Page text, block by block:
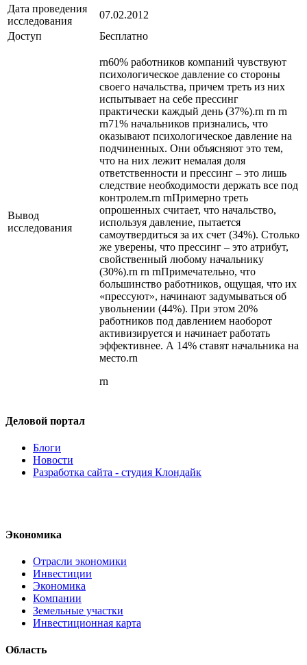
Дата проведения
исследования
07.02.2012
Доступ
Бесплатно
Вывод
исследования
rn60% работников компаний чувствуют
психологическое давление со стороны
своего начальства, причем треть из них
испытывает на себе прессинг
практически каждый день (37%).rn rn rn
rn71% начальников признались, что
оказывают психологическое давление на
подчиненных. Они объясняют это тем,
что на них лежит немалая доля
ответственности и прессинг – это лишь
следствие необходимости держать все под
контролем.rn rnПримерно треть
опрошенных считает, что начальство,
используя давление, пытается
самоутвердиться за их счет (34%). Столько
же уверены, что прессинг – это атрибут,
свойственный любому начальнику
(30%).rn rn rnПримечательно, что
большинство работников, ощущая, что их
«прессуют», начинают задумываться об
увольнении (44%). При этом 20%
работников под давлением наоборот
активизируется и начинает работать
эффективнее. А 14% ставят начальника на
место.rn
rn
Деловой портал
Блоги
Новости
Разработка сайта - студия Клондайк
Экономика
Отрасли экономики
Инвестиции
Экономика
Компании
Земельные участки
Инвестиционная карта
Область